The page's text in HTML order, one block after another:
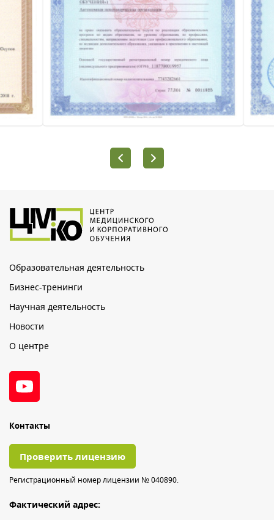
Образовательная деятельность
Бизнес-тренинги
Научная деятельность
Новости
О центре
Контакты
Проверить лицензию
Регистрационный номер лицензии № 040890.
Фактический адрес: